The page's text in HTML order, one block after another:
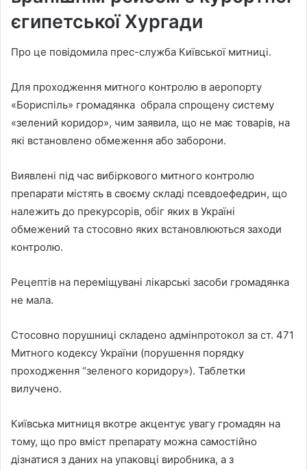
єгипетської Хургади
Про це повідомила прес-служба Київської митниці.
Для проходження митного контролю в аеропорту
«Бориспіль» громадянка обрала спрощену систему
«зелений коридор», чим заявила, що не має товарів, на
які встановлено обмеження або заборони.
Виявлені під час вибіркового митного контролю
препарати містять в своєму складі псевдоефедрин, що
належить до прекурсорів, обіг яких в Україні
обмежений та стосовно яких встановлюються заходи
контролю.
Рецептів на переміщувані лікарські засоби громадянка
не мала.
Стосовно порушниці складено адмінпротокол за ст. 471
Митного кодексу України (порушення порядку
проходження “зеленого коридору»). Таблетки
вилучено.
Київська митниця вкотре акцентує увагу громадян на
тому, що про вміст препарату можна самостійно
дізнатися з даних на упаковці виробника, а з